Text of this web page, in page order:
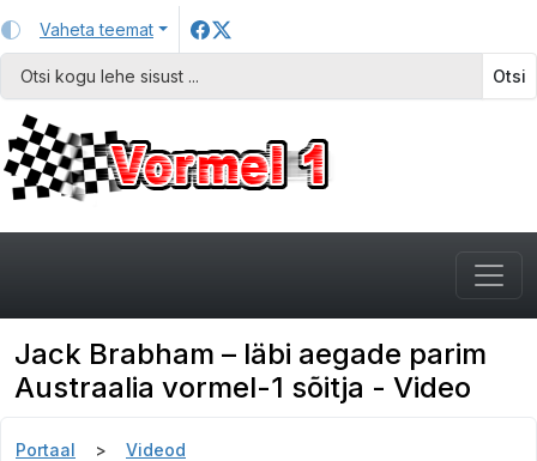
Vaheta teemat
Otsi
Jack Brabham – läbi aegade parim
Austraalia vormel-1 sõitja - Video
Portaal Videod